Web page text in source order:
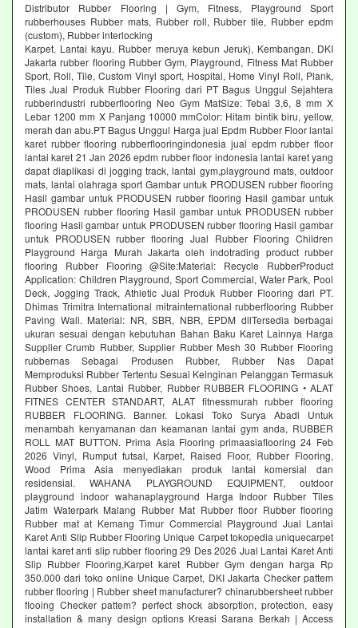
Distributor Rubber Flooring | Gym, Fitness, Playground Sport
rubberhouses Rubber mats, Rubber roll, Rubber tile, Rubber epdm
(custom), Rubber interlocking
Karpet. Lantai kayu. Rubber meruya kebun Jeruk), Kembangan, DKI
Jakarta rubber flooring Rubber Gym, Playground, Fitness Mat Rubber
Sport, Roll, Tile, Custom Vinyl sport, Hospital, Home Vinyl Roll, Plank,
Tiles Jual Produk Rubber Flooring dari PT Bagus Unggul Sejahtera
rubberindustri rubberflooring Neo Gym MatSize: Tebal 3,6, 8 mm X
Lebar 1200 mm X Panjang 10000 mmColor: Hitam bintik biru, yellow,
merah dan abu.PT Bagus Unggul Harga jual Epdm Rubber Floor lantai
karet rubber flooring rubberflooringindonesia jual epdm rubber floor
lantai karet 21 Jan 2026 epdm rubber floor indonesia lantai karet yang
dapat diaplikasi di jogging track, lantai gym,playground mats, outdoor
mats, lantai olahraga sport Gambar untuk PRODUSEN rubber flooring
Hasil gambar untuk PRODUSEN rubber flooring Hasil gambar untuk
PRODUSEN rubber flooring Hasil gambar untuk PRODUSEN rubber
flooring Hasil gambar untuk PRODUSEN rubber flooring Hasil gambar
untuk PRODUSEN rubber flooring Jual Rubber Flooring Children
Playground Harga Murah Jakarta oleh indotrading product rubber
flooring Rubber Flooring @Site:Material: Recycle RubberProduct
Application: Children Playground, Sport Commercial, Water Park, Pool
Deck, Jogging Track, Athletic Jual Produk Rubber Flooring dari PT.
Dhimas Trimitra International mitrainternational rubberflooring Rubber
Paving Wall. Material: NR, SBR, NBR, EPDM dllTersedia berbagai
ukuran sesuai dengan kebutuhan Bahan Baku Karet Lainnya Harga
Supplier Crumb Rubber, Supplier Rubber Mesh 30 Rubber Flooring
rubbernas Sebagai Produsen Rubber, Rubber Nas Dapat
Memproduksi Rubber Tertentu Sesuai Keinginan Pelanggan Termasuk
Rubber Shoes, Lantai Rubber, Rubber RUBBER FLOORING • ALAT
FITNES CENTER STANDART, ALAT fitnessmurah rubber flooring
RUBBER FLOORING. Banner. Lokasi Toko Surya Abadi Untuk
menambah kenyamanan dan keamanan lantai gym anda, RUBBER
ROLL MAT BUTTON. Prima Asia Flooring primaasiaflooring 24 Feb
2026 Vinyl, Rumput futsal, Karpet, Raised Floor, Rubber Flooring,
Wood Prima Asia menyediakan produk lantai komersial dan
residensial. WAHANA PLAYGROUND EQUIPMENT, outdoor
playground indoor wahanaplayground Harga Indoor Rubber Tiles
Jatim Waterpark Malang Rubber Mat Rubber floor Rubber flooring
Rubber mat at Kemang Timur Commercial Playground Jual Lantai
Karet Anti Slip Rubber Flooring Unique Carpet tokopedia uniquecarpet
lantai karet anti slip rubber flooring 29 Des 2026 Jual Lantai Karet Anti
Slip Rubber Flooring,Karpet karet Rubber Gym dengan harga Rp
350.000 dari toko online Unique Carpet, DKI Jakarta Checker pattem
rubber flooring | Rubber sheet manufacturer? chinarubbersheet rubber
flooing Checker pattem? perfect shock absorption, protection, easy
installation & many design options Kreasi Sarana Berkah | Access